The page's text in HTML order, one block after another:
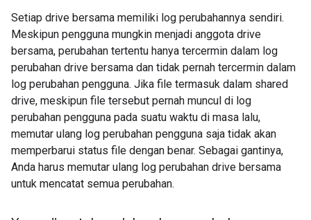
Setiap drive bersama memiliki log perubahannya sendiri.
Meskipun pengguna mungkin menjadi anggota drive
bersama, perubahan tertentu hanya tercermin dalam log
perubahan drive bersama dan tidak pernah tercermin dalam
log perubahan pengguna. Jika file termasuk dalam shared
drive, meskipun file tersebut pernah muncul di log
perubahan pengguna pada suatu waktu di masa lalu,
memutar ulang log perubahan pengguna saja tidak akan
memperbarui status file dengan benar. Sebagai gantinya,
Anda harus memutar ulang log perubahan drive bersama
untuk mencatat semua perubahan.